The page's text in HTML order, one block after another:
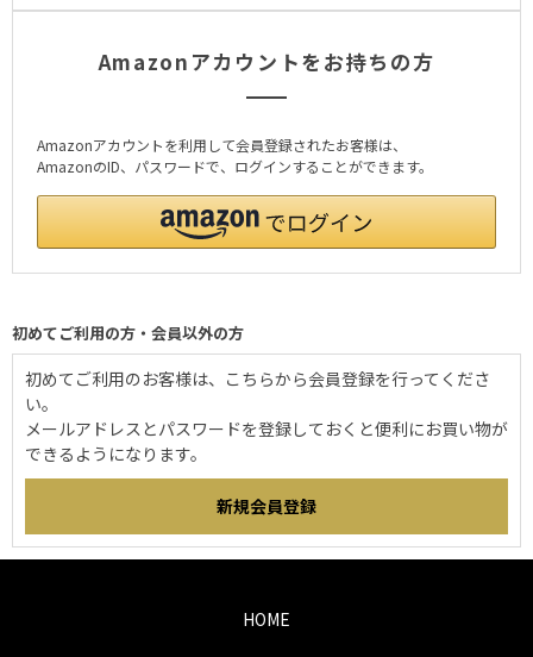
Amazonアカウントをお持ちの方
Amazonアカウントを利用して会員登録されたお客様は、
AmazonのID、パスワードで、ログインすることができます。
初めてご利用の方・会員以外の方
初めてご利用のお客様は、こちらから会員登録を行ってくださ
い。
メールアドレスとパスワードを登録しておくと便利にお買い物が
できるようになります。
HOME